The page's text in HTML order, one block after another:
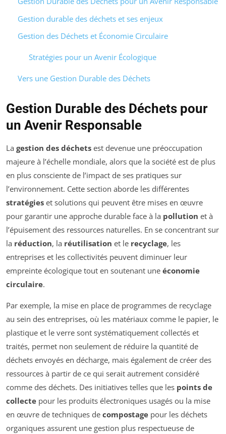
Gestion durable des déchets et ses enjeux
Gestion des Déchets et Économie Circulaire
Stratégies pour un Avenir Écologique
Vers une Gestion Durable des Déchets
Gestion Durable des Déchets pour
un Avenir Responsable
La gestion des déchets est devenue une préoccupation
majeure à l’échelle mondiale, alors que la société est de plus
en plus consciente de l’impact de ses pratiques sur
l’environnement. Cette section aborde les différentes
stratégies et solutions qui peuvent être mises en œuvre
pour garantir une approche durable face à la pollution et à
l’épuisement des ressources naturelles. En se concentrant sur
la réduction, la réutilisation et le recyclage, les
entreprises et les collectivités peuvent diminuer leur
empreinte écologique tout en soutenant une économie
circulaire.
Par exemple, la mise en place de programmes de recyclage
au sein des entreprises, où les matériaux comme le papier, le
plastique et le verre sont systématiquement collectés et
traités, permet non seulement de réduire la quantité de
déchets envoyés en décharge, mais également de créer des
ressources à partir de ce qui serait autrement considéré
comme des déchets. Des initiatives telles que les points de
collecte pour les produits électroniques usagés ou la mise
en œuvre de techniques de compostage pour les déchets
organiques assurent une gestion plus respectueuse de